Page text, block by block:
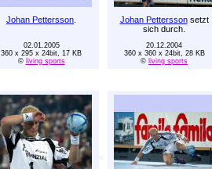
Johan Pettersson Johan Petterssonsetzt
sich durch.
02.01.2005
360 x 295 x 24bit, 17 KB
© living sports
20.12.2004
360 x 360 x 24bit, 28 KB
© living sports